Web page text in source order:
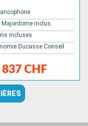
837 CHF
Majordome inclus
incluses
Ducasse Conseil